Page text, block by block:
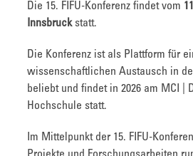
Die 15. FIFU-Konferenz findet vom
Innsbruckstatt.
Die Konferenz ist als Plattform für
wissenschaftlichen Austausch in
beliebt und findet in 2026 am MCI |
Hochschule statt.
Im Mittelpunkt der 15. FIFU-